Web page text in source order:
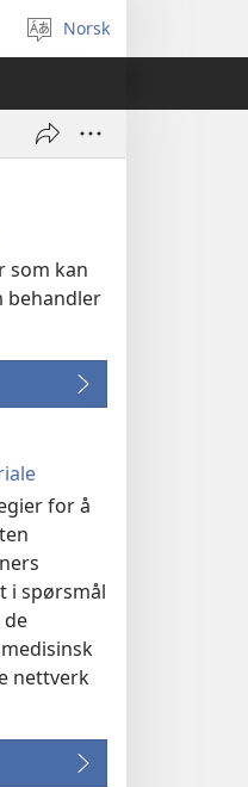
Velg
språk
Norsk
som kan
behandler
for å
i spørsmål
de
nettverk